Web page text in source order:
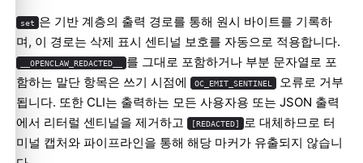
set 은 기반 계층의 출력 경로를 통해 원시 바이트를 기록하
며, 이 경로는 삭제 표시 센티널 보호를 자동으로 적용합니다.
__OPENCLAW_REDACTED__
를 그대로 포함하거나 부분 문자열로 포
함하는 말단 항목은 쓰기 시점에
OC_EMIT_SENTINEL
오류로 거부
됩니다. 또한 CLI는 출력하는 모든 사용자용 또는 JSON 출력
에서 리터럴 센티널을 제거하고
[REDACTED] 로 대체하므로 터
미널 캡처와 파이프라인을 통해 해당 마커가 유출되지 않습니